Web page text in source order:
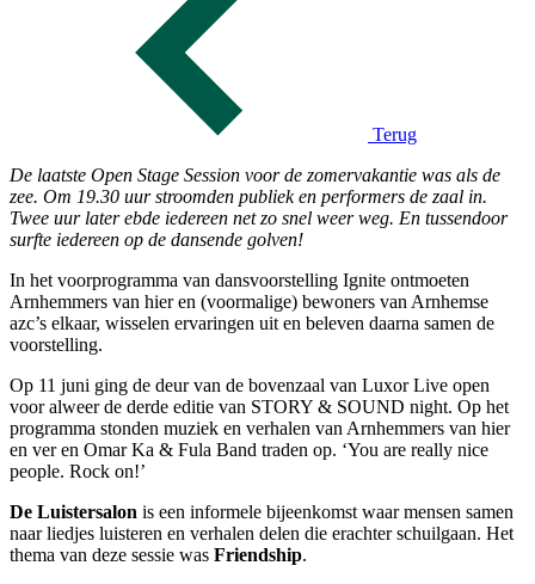
Terug
De laatste Open Stage Session voor de zomervakantie was als de
zee. Om 19.30 uur stroomden publiek en performers de zaal in.
Twee uur later ebde iedereen net zo snel weer weg. En tussendoor
surfte iedereen op de dansende golven!
In het voorprogramma van dansvoorstelling Ignite ontmoeten
Arnhemmers van hier en (voormalige) bewoners van Arnhemse
azc’s elkaar, wisselen ervaringen uit en beleven daarna samen de
voorstelling.
Op 11 juni ging de deur van de bovenzaal van Luxor Live open
voor alweer de derde editie van STORY & SOUND night. Op het
programma stonden muziek en verhalen van Arnhemmers van hier
en ver en Omar Ka & Fula Band traden op. ‘You are really nice
people. Rock on!’
De Luistersalon is een informele bijeenkomst waar mensen samen
naar liedjes luisteren en verhalen delen die erachter schuilgaan. Het
thema van deze sessie was Friendship.